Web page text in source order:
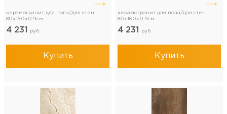
керамогранит для пола/для стен
80x160x0.9см
4 231 руб.
Купить
керамогранит для пола/для стен
80x160x0.9см
4 231 руб.
Купить